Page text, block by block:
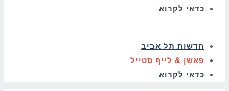
כדאי לקרוא
חדשות תל אביב
פאשן & לייף סטייל
כדאי לקרוא